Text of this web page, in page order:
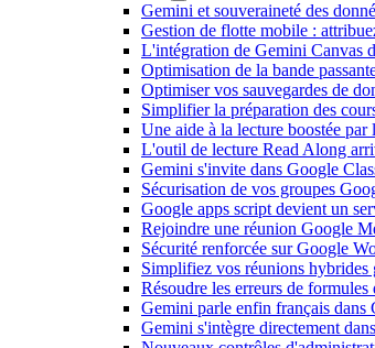
Gemini et souveraineté des
Gestion de flotte mobile :
L'intégration de Gemini Canvas
Optimisation de la bande
Optimiser vos sauvegardes de
Simplifier la préparation des
Une aide à la lecture boostée
L'outil de lecture Read Along
Gemini s'invite dans Google
Sécurisation de vos groupes
Google apps script devient un
Rejoindre une réunion Google
Sécurité renforcée sur Google
Simplifiez vos réunions hybrides
Résoudre les erreurs de
Gemini parle enfin français dans
Gemini s'intègre directement